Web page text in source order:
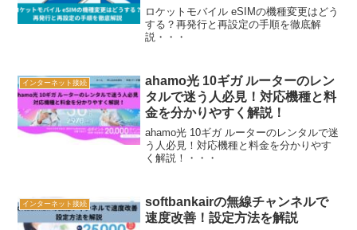
ロケットモバイル eSIMの機種変更はどう
する？再発行と再設定の手順を徹底解
説・・・
インターネット接続
ahamo光 10ギガ ルーターのレン
タルで迷う人必見！対応機種と料
金を分かりやすく解説！
ahamo光 10ギガ ルーターのレンタルで迷
う人必見！対応機種と料金を分かりやす
く解説！・・・
インターネット接続
softbankairの無線チャンネルで
速度改善！設定方法を解説